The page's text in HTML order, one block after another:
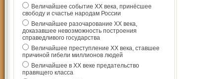
Величайшее событие ХХ века, принёсшее
свободу и счастье народам России
Величайшее разочарование ХХ века,
доказавшее невозможность построения
справедливого государства
Величайшее преступление ХХ века, ставшее
причиной гибели миллионов людей
Величайшее в ХХ веке предательство
правящего класса